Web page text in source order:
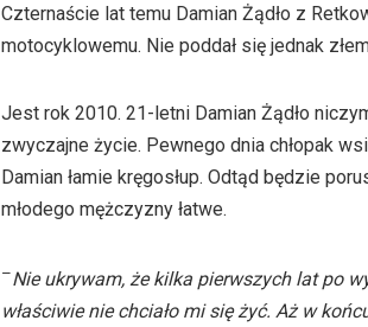
Czternaście lat temu Damian Żądło z
motocyklowemu. Nie poddał się jednak
Jest rok 2010. 21-letni Damian Żądło
zwyczajne życie. Pewnego dnia chłopak
Damian łamie kręgosłup. Odtąd będzie
młodego mężczyzny łatwe.
–Nie ukrywam, że kilka pierwszych lat po
właściwie nie chciało mi się żyć. Aż w